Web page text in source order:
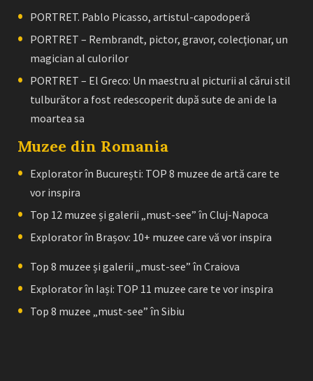
PORTRET. Pablo Picasso, artistul-capodoperă
PORTRET – Rembrandt, pictor, gravor, colecţionar, un
magician al culorilor
PORTRET – El Greco: Un maestru al picturii al cărui stil
tulburător a fost redescoperit după sute de ani de la
moartea sa
Muzee din Romania
Explorator în București: TOP 8 muzee de artă care te
vor inspira
Top 12 muzee și galerii „must-see” în Cluj-Napoca
Explorator în Brașov: 10+ muzee care vă vor inspira
Top 8 muzee și galerii „must-see” în Craiova
Explorator în Iași: TOP 11 muzee care te vor inspira
Top 8 muzee „must-see” în Sibiu